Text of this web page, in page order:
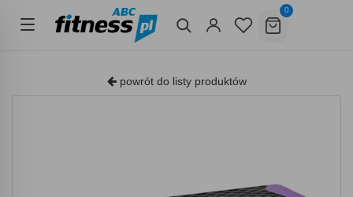
0
powrót do listy produktów